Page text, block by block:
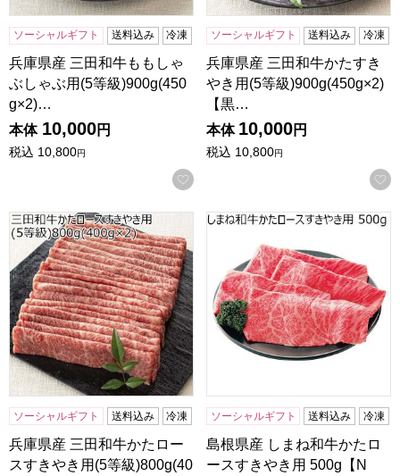
ソーシャルギフト 送料込み 冷凍
兵庫県産 三田和牛ももしゃ
ぶしゃぶ用(5等級)900g(450
g×2)…
本体 10,000円
税込 10,800円
お気に入りに登録する
ソーシャルギフト 送料込み 冷凍
兵庫県産 三田和牛かたすき
やき用(5等級)900g(450g×2)
【黒…
本体 10,000円
税込 10,800円
兵庫県産 三田和牛かたロースすきやき用(5等級
ソーシャルギフト 送料込み 冷凍
兵庫県産 三田和牛かたロー
スすきやき用(5等級)800g(40
島根県産 しまね和牛かたロ
ソーシャルギフト 送料込み 冷凍
島根県産 しまね和牛かたロ
ースすきやき用 500g【N